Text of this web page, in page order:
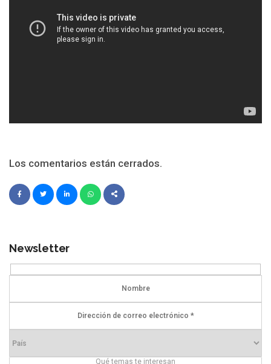
Los comentarios están cerrados.
Newsletter